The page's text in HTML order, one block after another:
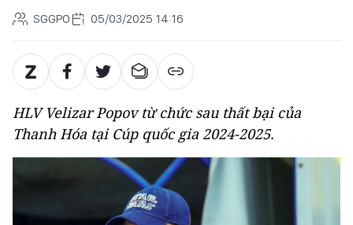
SGGPO 05/03/2025 14:16
HLV Velizar Popov từ chức sau thất bại của
Thanh Hóa tại Cúp quốc gia 2024-2025.